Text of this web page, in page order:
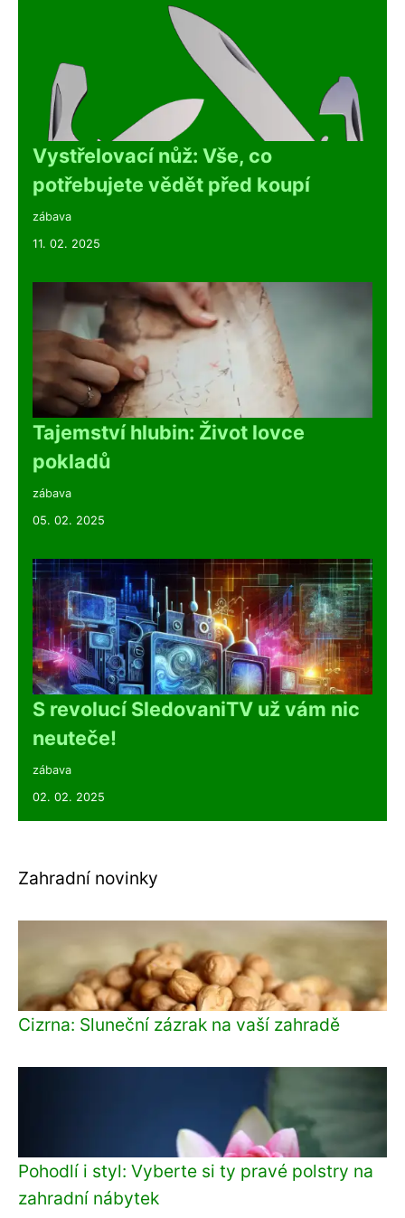
Vystřelovací nůž: Vše, co
potřebujete vědět před koupí
zábava
11. 02. 2025
Tajemství hlubin: Život lovce
pokladů
zábava
05. 02. 2025
S revolucí SledovaniTV už vám nic
neuteče!
zábava
02. 02. 2025
Zahradní novinky
Cizrna: Sluneční zázrak na vaší zahradě
Pohodlí i styl: Vyberte si ty pravé polstry na
zahradní nábytek